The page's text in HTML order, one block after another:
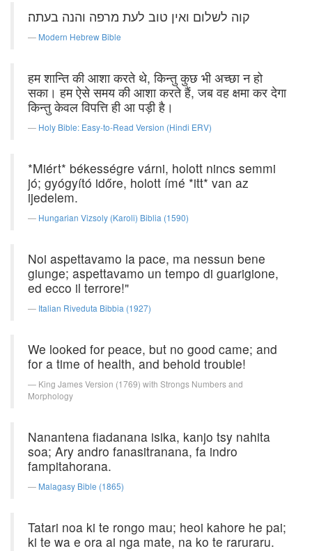
קוה לשלום ואין טוב לעת מרפה והנה בעתה׃
Modern Hebrew Bible
हम शान्ति की आशा करते थे, किन्तु कुछ भी अच्छा न हो
सका। हम ऐसे समय की आशा करते हैं, जब वह क्षमा कर देगा
किन्तु केवल विपत्ति ही आ पड़ी है।
Holy Bible: Easy-to-Read Version (Hindi ERV)
*Miért* békességre várni, holott nincs semmi
jó; gyógyító időre, holott ímé *itt* van az
ijedelem.
Hungarian Vizsoly (Karoli) Biblia (1590)
Noi aspettavamo la pace, ma nessun bene
giunge; aspettavamo un tempo di guarigione,
ed ecco il terrore!"
Italian Riveduta Bibbia (1927)
We looked for peace, but no good came; and
for a time of health, and behold trouble!
King James Version (1769) with Strongs Numbers and
Morphology
Nanantena fiadanana isika, kanjo tsy nahita
soa; Ary andro fanasitranana, fa indro
fampitahorana.
Malagasy Bible (1865)
Tatari noa ki te rongo mau; heoi kahore he pai;
ki te wa e ora ai nga mate, na ko te raruraru.